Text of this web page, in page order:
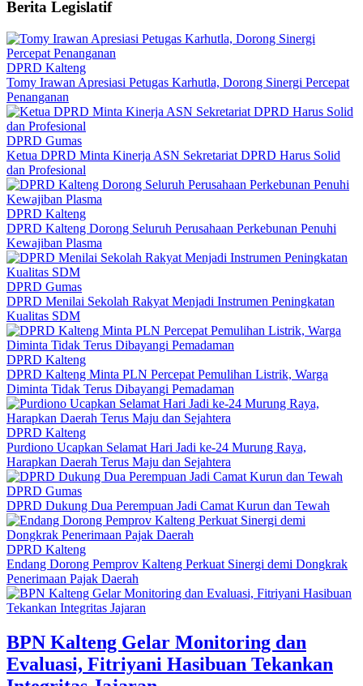
Berita Legislatif
DPRD Kalteng
Tomy Irawan Apresiasi Petugas Karhutla, Dorong Sinergi Percepat
Penanganan
DPRD Gumas
Ketua DPRD Minta Kinerja ASN Sekretariat DPRD Harus Solid
dan Profesional
DPRD Kalteng
DPRD Kalteng Dorong Seluruh Perusahaan Perkebunan Penuhi
Kewajiban Plasma
DPRD Gumas
DPRD Menilai Sekolah Rakyat Menjadi Instrumen Peningkatan
Kualitas SDM
DPRD Kalteng
DPRD Kalteng Minta PLN Percepat Pemulihan Listrik, Warga
Diminta Tidak Terus Dibayangi Pemadaman
DPRD Kalteng
Purdiono Ucapkan Selamat Hari Jadi ke-24 Murung Raya,
Harapkan Daerah Terus Maju dan Sejahtera
DPRD Gumas
DPRD Dukung Dua Perempuan Jadi Camat Kurun dan Tewah
DPRD Kalteng
Endang Dorong Pemprov Kalteng Perkuat Sinergi demi Dongkrak
Penerimaan Pajak Daerah
BPN Kalteng Gelar Monitoring dan
Evaluasi, Fitriyani Hasibuan Tekankan